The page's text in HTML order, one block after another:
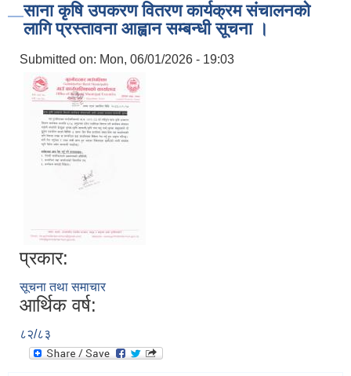
साना कृषि उपकरण वितरण कार्यक्रम संचालनको
लागि प्रस्तावना आह्वान सम्बन्धी सूचना ।
Submitted on: Mon, 06/01/2026 - 19:03
प्रकार:
सूचना तथा समाचार
आर्थिक वर्ष:
८२/८३